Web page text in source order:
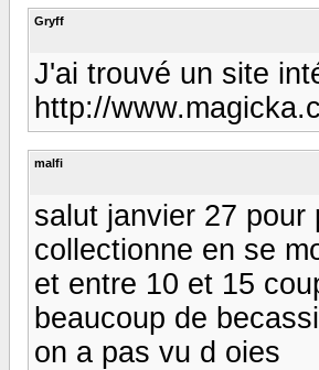
Gryff
J'ai trouvé un site
http://
malfi
salut janvier 27
collectionne en se
et entre 10 et 15
beaucoup de
on a pas vu d oies